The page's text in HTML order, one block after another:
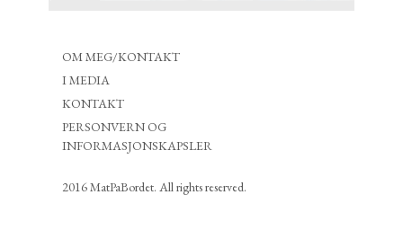
OM MEG/KONTAKT
I MEDIA
KONTAKT
PERSONVERN OG
INFORMASJONSKAPSLER
2016 MatPaBordet. All rights reserved.